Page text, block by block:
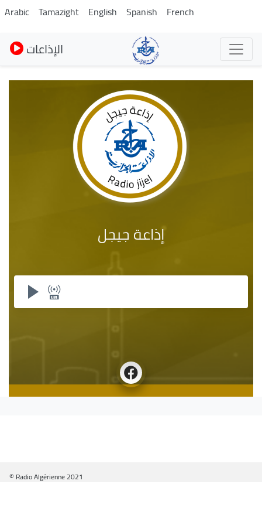
Pasar
al
contenido
principal
Arabic Tamazight English Spanish French
الإذاعات
إذاعة جيجل
© Radio Algérienne 2021